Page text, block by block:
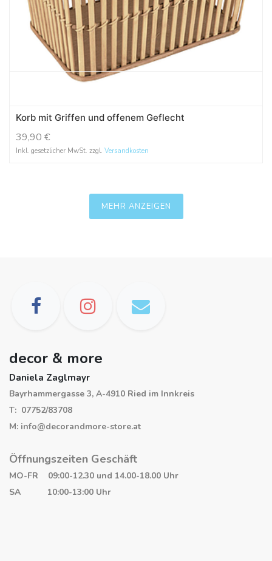
Korb mit Griffen und offenem Geflecht
39,90 €
Inkl. gesetzlicher MwSt. zzgl. Versandkosten
MEHR ANZEIGEN
decor & more
Daniela Zaglmayr
Bayrhammergasse 3, A-4910 Ried im Innkreis
T: 07752/83708
M: info@decorandmore-store.at
Öffnungszeiten Geschäft
MO-FR 09:00-12.30 und 14.00-18.00 Uhr
SA 10:00-13:00 Uhr